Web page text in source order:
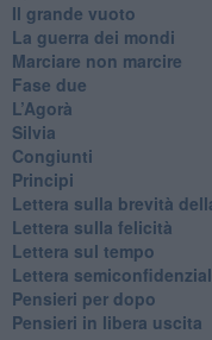
​Il grande vuoto
​La guerra dei mondi
Marciare non marcire
Fase due
L’Agorà
Silvia
Congiunti
Principi
​Lettera sulla brevità
​Lettera sulla felicità
​Lettera sul tempo
Lettera
Pensieri per dopo
​Pensieri in libera uscita